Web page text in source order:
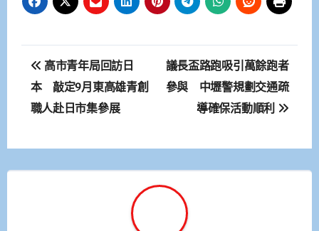
文
章
導
覽
高市青年局回訪日
本 敲定9月東高雄青創
職人赴日市集參展
議長盃路跑吸引萬餘跑者
參與 中壢警規劃交通疏
導確保活動順利